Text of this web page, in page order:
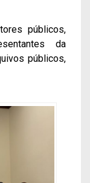
públicos,
da
públicos,